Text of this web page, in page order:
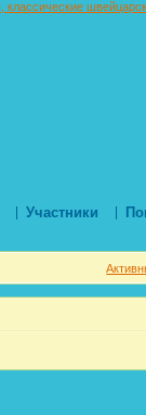
Участники